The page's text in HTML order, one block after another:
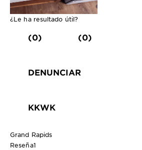
¿Le ha resultado útil?
(0) (0)
DENUNCIAR
KKWK
Grand Rapids
Reseña1